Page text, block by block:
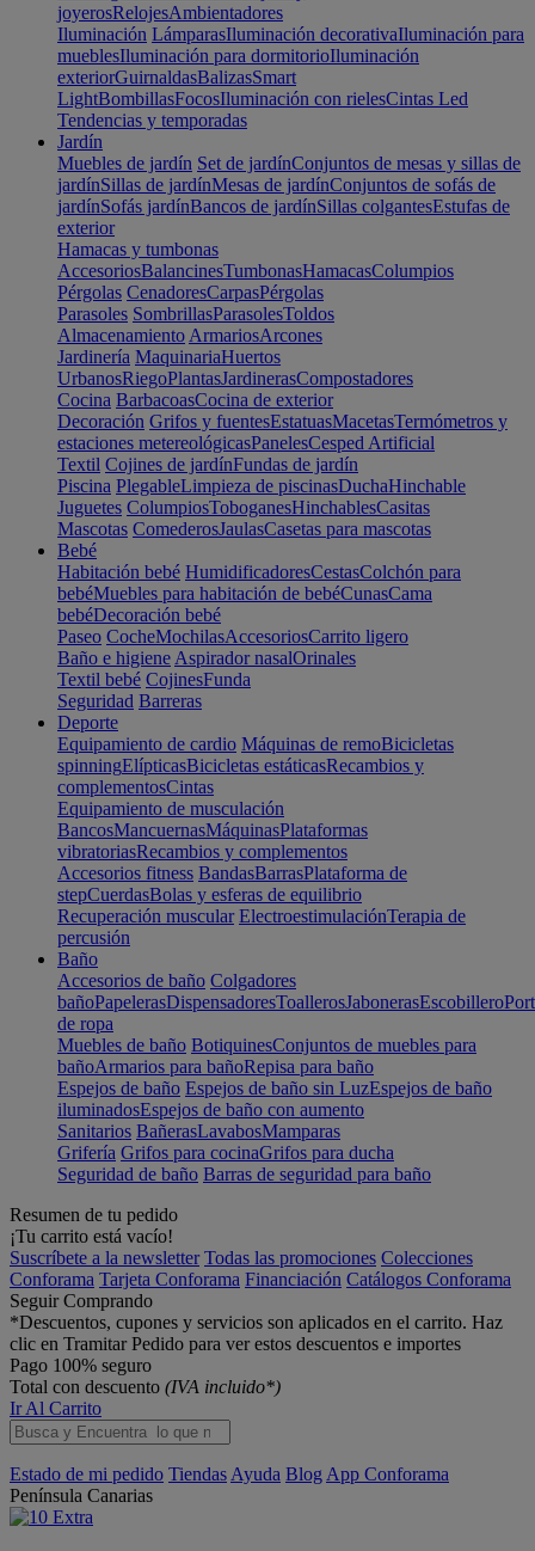
joyerosRelojesAmbientadores
Iluminación LámparasIluminación decorativaIluminación para
mueblesIluminación para dormitorioIluminación
exteriorGuirnaldasBalizasSmart
LightBombillasFocosIluminación con rielesCintas Led
Tendencias y temporadas
Jardín
Muebles de jardín Set de jardínConjuntos de mesas y sillas de
jardínSillas de jardínMesas de jardínConjuntos de sofás de
jardínSofás jardínBancos de jardínSillas colgantesEstufas de
exterior
Hamacas y tumbonas
AccesoriosBalancinesTumbonasHamacasColumpios
Pérgolas CenadoresCarpasPérgolas
Parasoles SombrillasParasolesToldos
Almacenamiento ArmariosArcones
Jardinería MaquinariaHuertos
UrbanosRiegoPlantasJardinerasCompostadores
Cocina BarbacoasCocina de exterior
Decoración Grifos y fuentesEstatuasMacetasTermómetros y
estaciones metereológicasPanelesCesped Artificial
Textil Cojines de jardínFundas de jardín
Piscina PlegableLimpieza de piscinasDuchaHinchable
Juguetes ColumpiosToboganesHinchablesCasitas
Mascotas ComederosJaulasCasetas para mascotas
Bebé
Habitación bebé HumidificadoresCestasColchón para
bebéMuebles para habitación de bebéCunasCama
bebéDecoración bebé
Paseo CocheMochilasAccesoriosCarrito ligero
Baño e higiene Aspirador nasalOrinales
Textil bebé CojinesFunda
Seguridad Barreras
Deporte
Equipamiento de cardio Máquinas de remoBicicletas
spinningElípticasBicicletas estáticasRecambios y
complementosCintas
Equipamiento de musculación
BancosMancuernasMáquinasPlataformas
vibratoriasRecambios y complementos
Accesorios fitness BandasBarrasPlataforma de
stepCuerdasBolas y esferas de equilibrio
Recuperación muscular ElectroestimulaciónTerapia de
percusión
Baño
Accesorios de baño Colgadores
bañoPapelerasDispensadoresToallerosJabonerasEscobillero
de ropa
Muebles de baño BotiquinesConjuntos de muebles para
bañoArmarios para bañoRepisa para baño
Espejos de baño Espejos de baño sin LuzEspejos de baño
iluminadosEspejos de baño con aumento
Sanitarios BañerasLavabosMamparas
Grifería Grifos para cocinaGrifos para ducha
Seguridad de baño Barras de seguridad para baño
Resumen de tu pedido
¡Tu carrito está vacío!
Suscríbete a la newsletter Todas las promociones Colecciones
Conforama Tarjeta Conforama Financiación Catálogos Conforama
Seguir Comprando
*Descuentos, cupones y servicios son aplicados en el carrito. Haz
clic en Tramitar Pedido para ver estos descuentos e importes
Pago 100% seguro
Total con descuento (IVA incluido*)
Ir Al Carrito
Estado de mi pedido Tiendas Ayuda Blog App Conforama
Península Canarias